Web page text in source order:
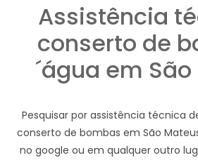
Assistência
conserto de
´água em
Pesquisar por assistência técnica
conserto de bombas em São
no google ou em qualquer outro